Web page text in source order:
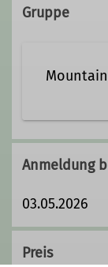
Gruppe
Die
Anmeldung
03.05.2026
Preis